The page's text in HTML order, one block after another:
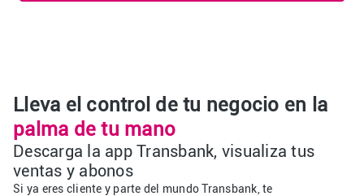
Lleva el control de tu negocio en la
palma de tu mano
Descarga la app Transbank, visualiza tus
ventas y abonos
Si ya eres cliente y parte del mundo Transbank, te